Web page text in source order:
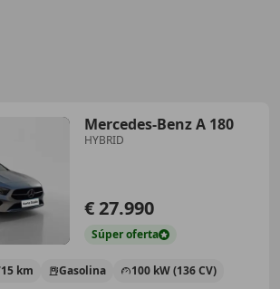
Mercedes-Benz A 180
HYBRID
€ 27.990
Súperoferta
km Gasolina 100 kW (136 CV)